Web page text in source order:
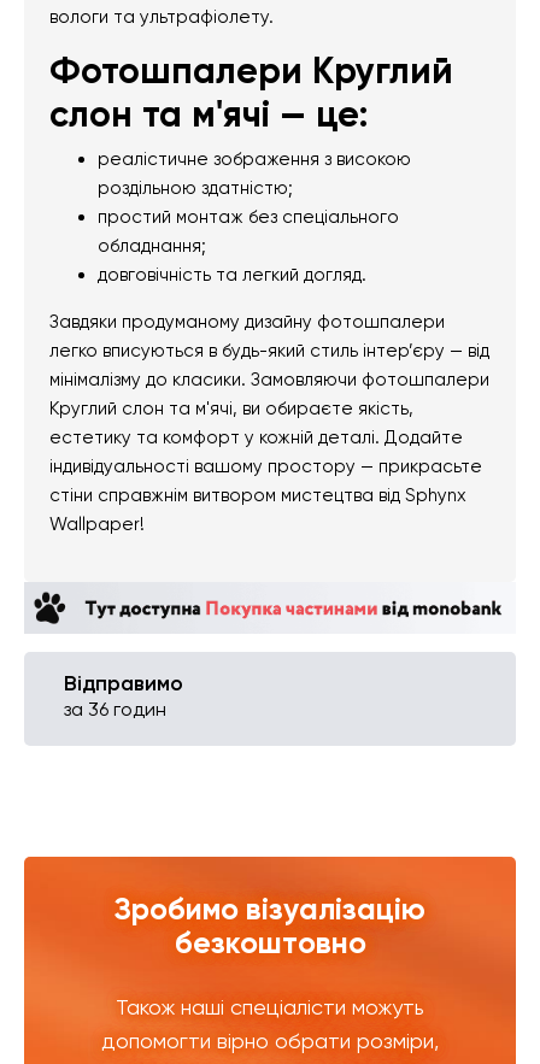
вологи та ультрафіолету.
Фотошпалери Круглий
слон та м'ячі — це:
реалістичне зображення з високою
роздільною здатністю;
простий монтаж без спеціального
обладнання;
довговічність та легкий догляд.
Завдяки продуманому дизайну фотошпалери
легко вписуються в будь-який стиль інтер’єру — від
мінімалізму до класики. Замовляючи фотошпалери
Круглий слон та м'ячі, ви обираєте якість,
естетику та комфорт у кожній деталі. Додайте
індивідуальності вашому простору — прикрасьте
стіни справжнім витвором мистецтва від Sphynx
Wallpaper!
Відправимо
за 36 годин
Зробимо візуалізацію
безкоштовно
Також наші спеціалісти можуть
допомогти вірно обрати розміри,